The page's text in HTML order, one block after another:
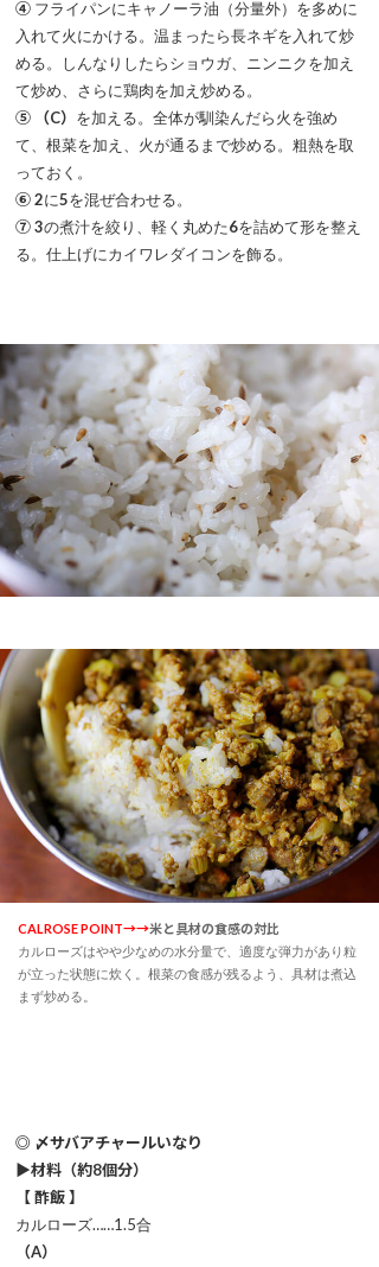
④ フライパンにキャノーラ油（分量外）を多めに
入れて火にかける。温まったら長ネギを入れて炒
める。しんなりしたらショウガ、ニンニクを加え
て炒め、さらに鶏肉を加え炒める。
⑤
（C） を加える。全体が馴染んだら火を強め
て、根菜を加え、火が通るまで炒める。粗熱を取
っておく。
⑥2に5を混ぜ合わせる。
⑦3の煮汁を絞り、軽く丸めた6を詰めて形を整え
る。仕上げにカイワレダイコンを飾る。
CALROSE POINT→→米と具材の食感の対比
カルローズはやや少なめの水分量で、適度な弾力があり粒
が立った状態に炊く。根菜の食感が残るよう、具材は煮込
まず炒める。
◎ 〆サバアチャールいなり
▶材料（約8個分）
【 酢飯 】
カルローズ……1.5合
（A）